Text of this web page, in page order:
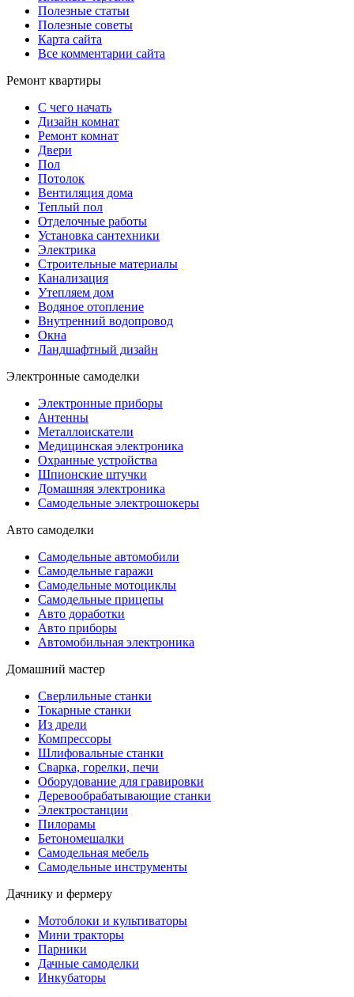
Полезные статьи
Полезные советы
Карта сайта
Все комментарии сайта
Ремонт квартиры
С чего начать
Дизайн комнат
Ремонт комнат
Двери
Пол
Потолок
Вентиляция дома
Теплый пол
Отделочные работы
Установка сантехники
Электрика
Строительные материалы
Канализация
Утепляем дом
Водяное отопление
Внутренний водопровод
Окна
Ландшафтный дизайн
Электронные самоделки
Электронные приборы
Антенны
Металлоискатели
Медицинская электроника
Охранные устройства
Шпионские штучки
Домашняя электроника
Самодельные электрошокеры
Авто самоделки
Самодельные автомобили
Самодельные гаражи
Самодельные мотоциклы
Самодельные прицепы
Авто доработки
Авто приборы
Автомобильная электроника
Домашний мастер
Сверлильные станки
Токарные станки
Из дрели
Компрессоры
Шлифовальные станки
Сварка, горелки, печи
Оборудование для гравировки
Деревообрабатывающие станки
Электростанции
Пилорамы
Бетономешалки
Самодельная мебель
Самодельные инструменты
Дачнику и фермеру
Мотоблоки и культиваторы
Мини тракторы
Парники
Дачные самоделки
Инкубаторы